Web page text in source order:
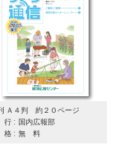
Ａ４判 約２０ページ
: 国内広報部
: 無 料